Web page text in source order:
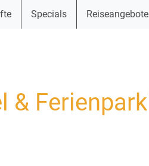
Specials Reiseangebote
& Ferienpark